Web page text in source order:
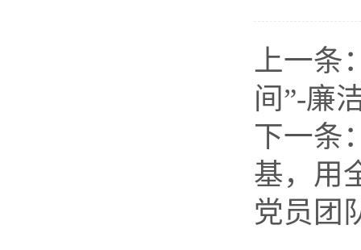
上一条
间”-廉
下一条
基，用
党员团